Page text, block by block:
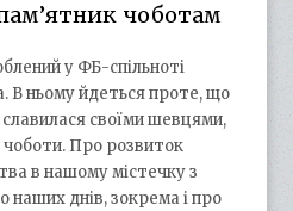
чоботам
у ФБ-спільноті
В ньому йдеться проте, що
славилася своїми шевцями,
чоботи. Про розвиток
в нашому містечку з
наших днів, зокрема і про